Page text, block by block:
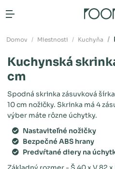
Otvoriť menu
Domov Miestnosti Kuchyňa
Kuchynská
cm
Spodná skrinka zásuvková
10 cm nožičky. Skrinka má 4
výber máte rôzne úchytky.
Nastaviteľné nožičky
Bezpečné ABS hrany
Predvŕtané diery na